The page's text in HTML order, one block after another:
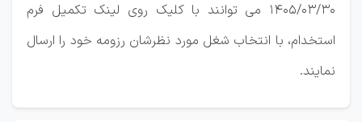
1405/03/30 می توانند با کلیک روی لینک تکمیل فرم
استخدام، با انتخاب شغل مورد نظرشان رزومه خود را ارسال
نمایند.